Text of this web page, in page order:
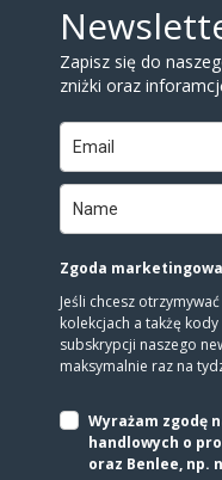
Zapisz się do
zniżki oraz
Zgoda marketingowa
Jeśli chcesz
kolekcjach a takżę
subskrypcji naszego
maksymalnie raz na
Wyrażam zgodę
handlowych o
oraz Benlee, np.